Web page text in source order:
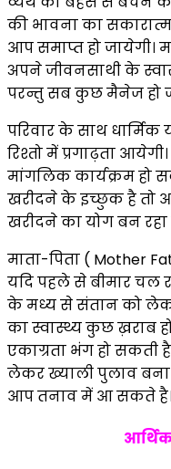
की भावना का
आप समाप्त हो
अपने जीवनसाथी के
परन्तु सब कुछ मैनेज हो
परिवार के साथ धार्मिक
रिश्तो में प्रगाढ़ता
मांगलिक कार्यक्रम हो
खरीदने के इच्छुक है तो
खरीदने का योग बन रहा
माता-पिता ( Mother
यदि पहले से बीमार चल
के मध्य से संतान को
का स्वास्थ्य कुछ ख़राब
एकाग्रता भंग हो सकती
लेकर ख्याली पुलाव
आप तनाव में आ सकते है।